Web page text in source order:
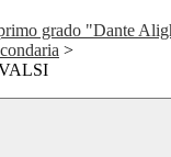
grado "Dante
>